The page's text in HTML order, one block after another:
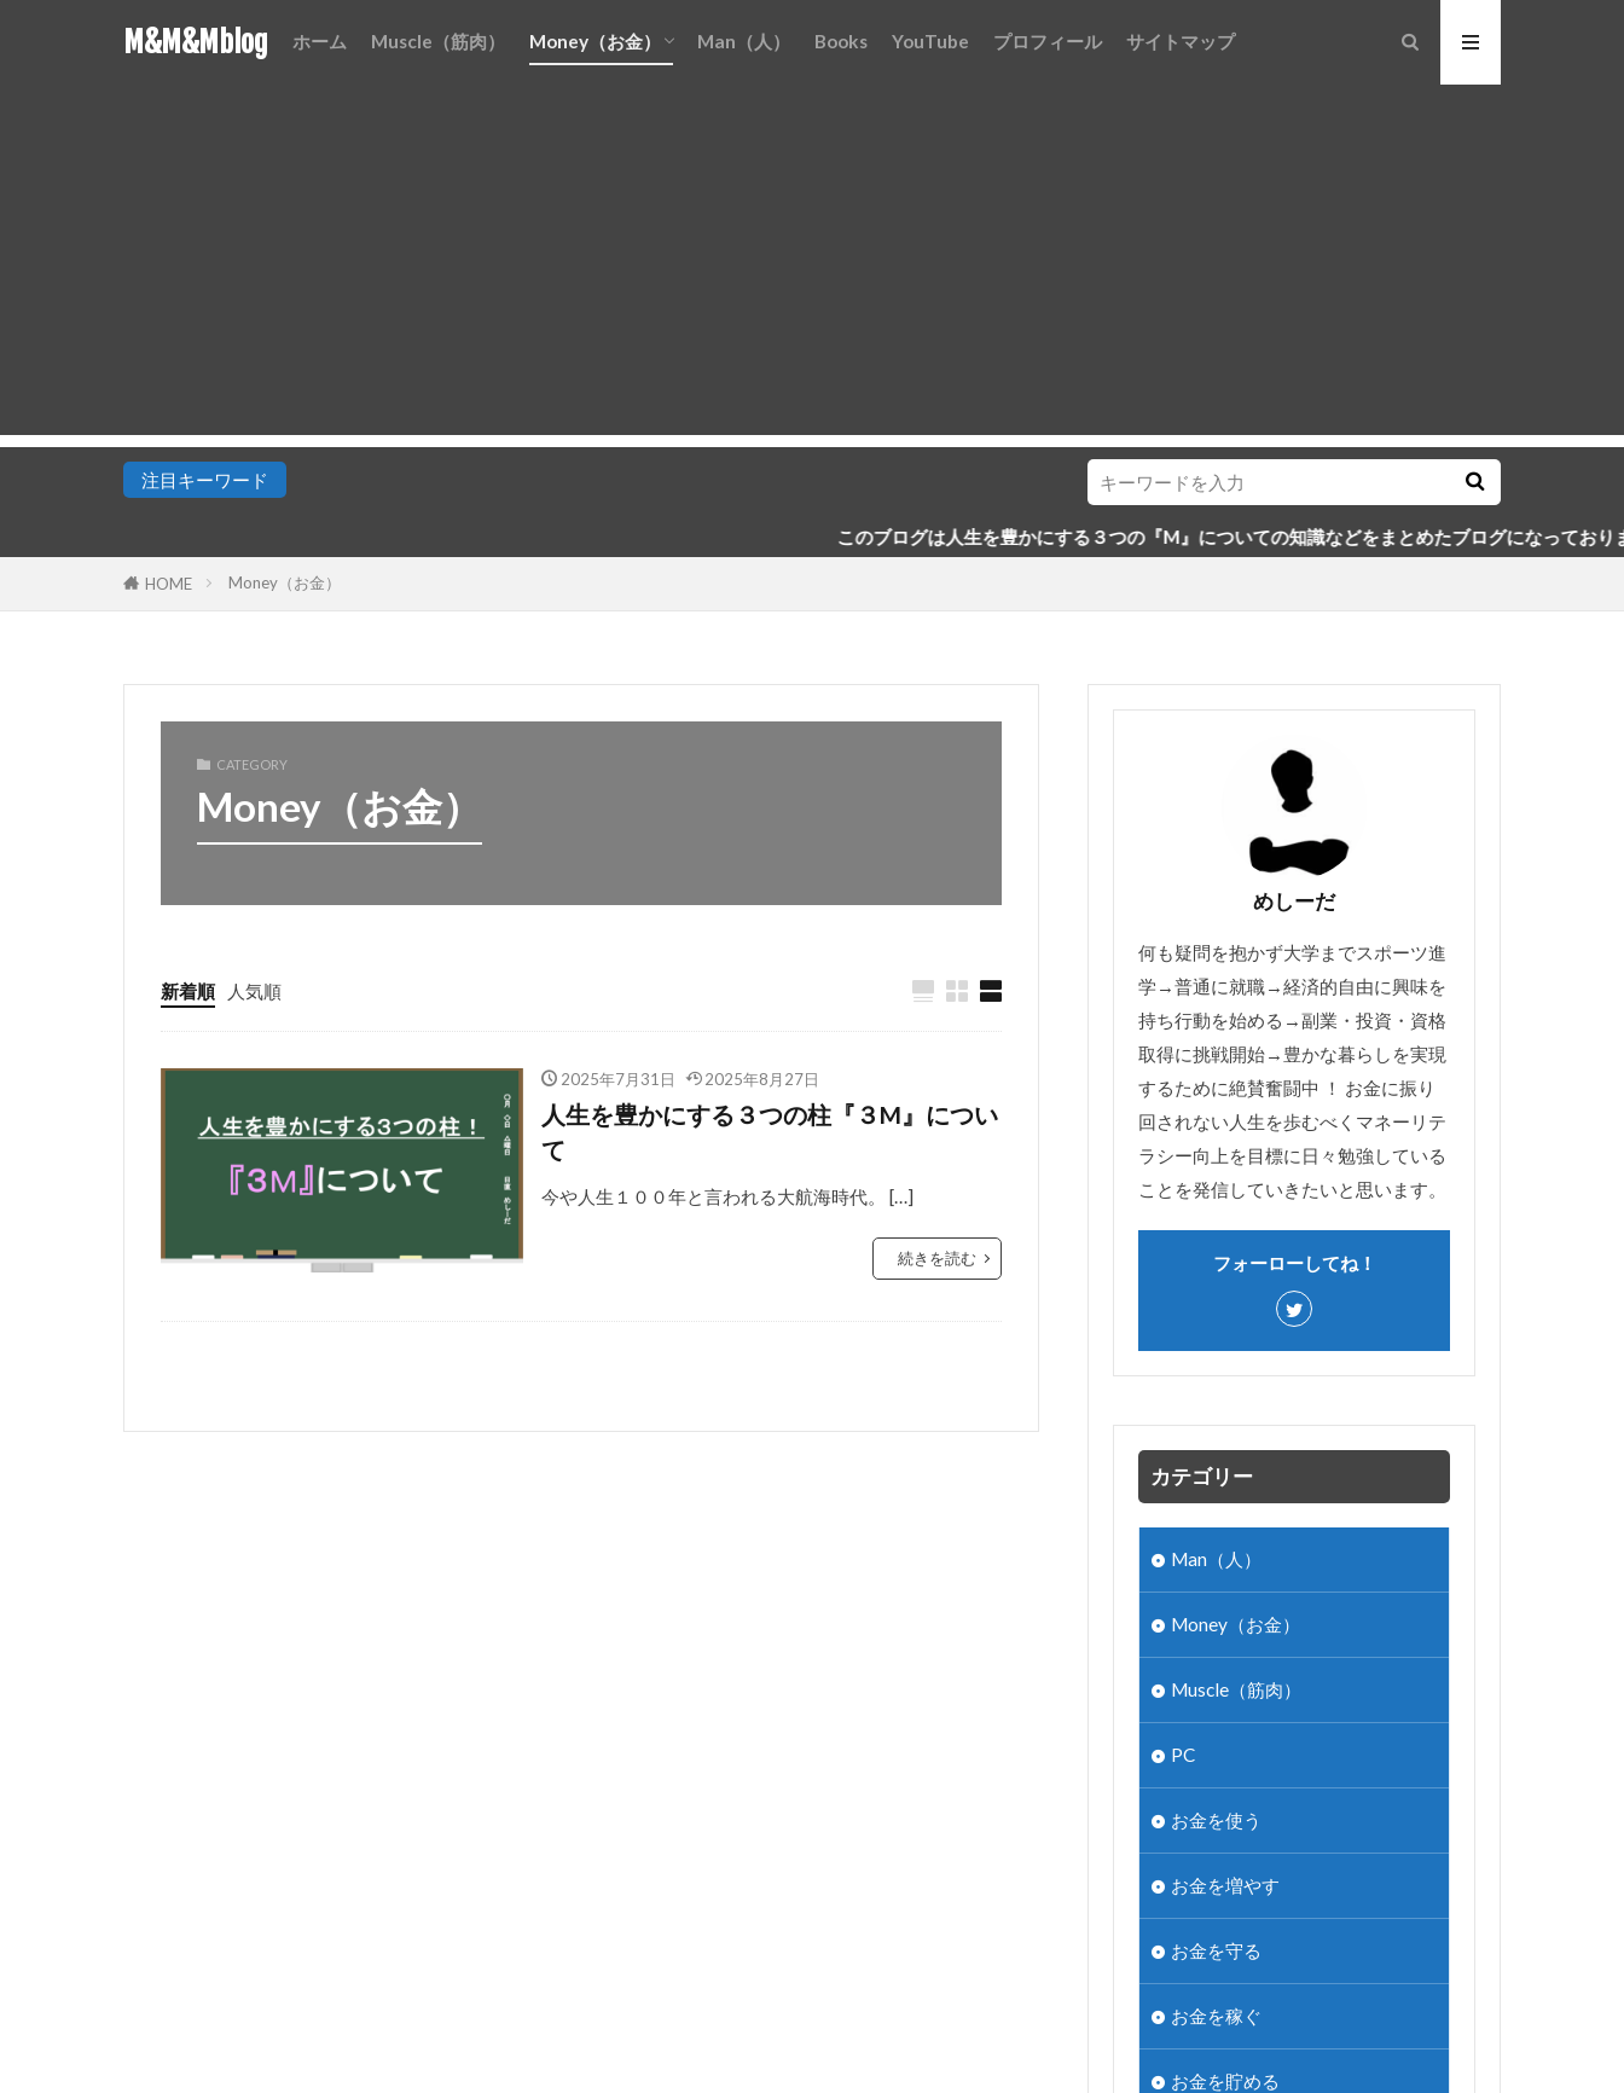
M&M&Mblog ホーム Muscle（筋肉） Money（お金） Man（人） Books YouTube プロフィール サイトマップ
注目キーワード
このブログは人生を豊かにする３つの『M』についての知識などをまとめたブログになっております。３つの
HOME Money（お金）
CATEGORY
Money（お金）
新着順 人気順
2025年7月31日 2025年8月27日
人生を豊かにする３つの柱『３M』につい
て
今や人生１００年と言われる大航海時代。 […]
続きを読む
めしーだ
何も疑問を抱かず大学までスポーツ進
学→普通に就職→経済的自由に興味を
持ち行動を始める→副業・投資・資格
取得に挑戦開始→豊かな暮らしを実現
するために絶賛奮闘中 ！ お金に振り
回されない人生を歩むべくマネーリテ
ラシー向上を目標に日々勉強している
ことを発信していきたいと思います。
フォーローしてね！
カテゴリー
Man（人）
Money（お金）
Muscle（筋肉）
PC
お金を使う
お金を増やす
お金を守る
お金を稼ぐ
お金を貯める